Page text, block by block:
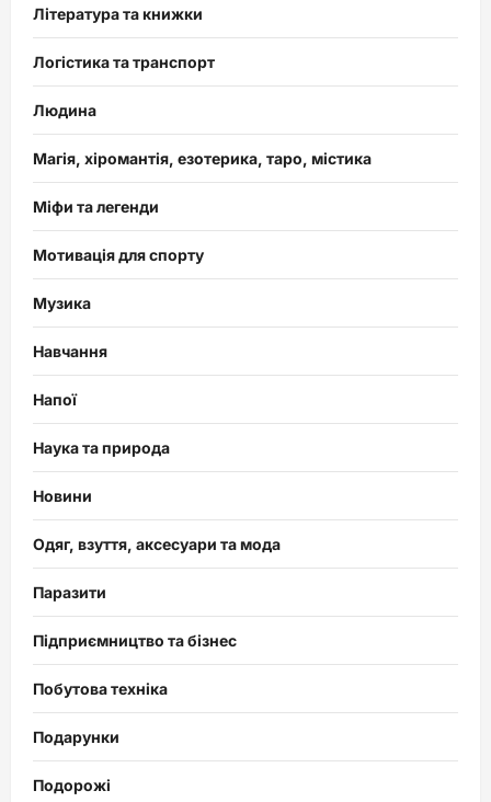
Література та книжки
Логістика та транспорт
Людина
Магія, хіромантія, езотерика, таро, містика
Міфи та легенди
Мотивація для спорту
Музика
Навчання
Напої
Наука та природа
Новини
Одяг, взуття, аксесуари та мода
Паразити
Підприємництво та бізнес
Побутова техніка
Подарунки
Подорожі